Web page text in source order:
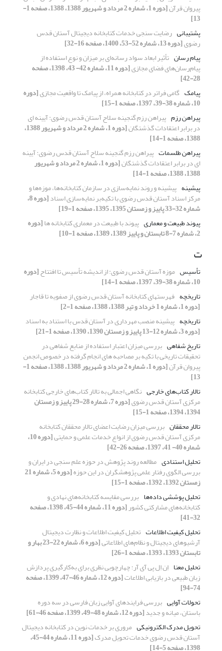
پیروان قرآن [دوره 1، شماره 2 مرداد و شهریور 1388، 1388، صفحه 1-
13]
پشتیبانی رضایت سنجی خدمات کتابخانه دیجیتال آستان قدس
رضوی[دوره 13، شماره 52-53، 1400، صفحه 16-32]
پیام رسان تأثیر ابعاد سواد رسانه‌ای بر میزان و نوع استفاده از
پیام‌رسان‌های فضای مجازی [دوره 11، شماره 42- 43، 1398، صفحه
28-42]
پیامک گامی فراتر در کتابخانه همراه، از پیامک تا واقعیت مجازی[دوره
10، شماره 38-39، 1397، صفحه 1-15]
پیراهن رزم پیراهن رزم گنجینه سلاح آستان قدس رضوی: آیینه ای
در برابر اعتقادات گذشتگان [دوره 1، شماره 2 مرداد و شهریور 1388،
1388، صفحه 1-14]
پیراهن طلسمات پیراهن رزم گنجینه سلاح آستان قدس رضوی: آیینه
ای در برابر اعتقادات گذشتگان [دوره 1، شماره 2 مرداد و شهریور
1388، 1388، صفحه 1-14]
پیشینه پیشینه و روند نمایه‌سازی در سازمان کتابخانه‌ها، موزه‌ها و
مرکز اسناد آستان قدس رضوی با تکیه‌بر نمایه‌سازی اسناد [دوره 8،
شماره 32-33 پاییز و زمستان 1395، 1395، صفحه 1-19]
پیوند طبیعت و معماری پیوند با طبیعت در معماری کتابخانه ­ها[دوره
2، شماره 7-8 تابستان و پاییز 1389، 1389، صفحه 1-10]
ت
تأسیس موزه آستان قدس رضوی: از اندیشه تأسیس تا افتتاح[دوره
10، شماره 38-39، 1397، صفحه 1-14]
تاریخچه فهرستهای کتابخانه آستان قدس رضوی از صفویه تا قاجار
[دوره 1، شماره 1 خرداد و تیر 1388، 1388، صفحه 1-2]
تاریخچه پیشینه منصب مهرداری در آستان قدس با استناد به اسناد
[دوره 3، شماره 12-13 پاییز و زمستان 1390، 1390، صفحه 1-21]
تاریخ شفاهی بررسی میزان اعتبار استفاده از منابع شفاهی در
تحقیقات تاریخی با تکیه بر مصاحبه های انجام گرفته در خصوص انجمن
پیروان قرآن [دوره 1، شماره 2 مرداد و شهریور 1388، 1388، صفحه 1-
13]
تالار کتاب‌های خارجی نگاهی اجمالی به تالار کتاب‌های خارجی کتابخانه
مرکزی آستان قدس رضوی [دوره 7، شماره 28-29 پاییز و زمستان
1394، 1394، صفحه 1-15]
تالار محققان بررسی میزان رضایت اعضای تالار محققان کتابخانه
مرکزی آستان قدس رضوی از انواع خدمات علمی و حمایتی [دوره 10،
شماره 40- 41، 1397، صفحه 26-42]
تحلیل استنادی مطالعه روند پژوهش در حوزه علم سنجی در ایران و
بررسی الگوی رفتار علمی پژوهشگران در این حوزه [دوره 5، شماره 21
زمستان 1392، 1392، صفحه 1-15]
تحلیل پوششی داده‌ها بررسی مقایسه کتابخانه‌های نهادی و
کتابخانه‌های مشارکتی کشور [دوره 11، شماره 44-45، 1398، صفحه
32-41]
تحلیل کیفیت اطلاعات تحلیل کیفیت اطلاعات و نظارت دیجیتال
آرشیوهای دیجیتال و نظام‌های اطلاعاتی [دوره 6، شماره 22-23 بهار و
تابستان 1393، 1393، صفحه 1-26]
تحلیل معنا اِن اِل پی آی آر: چهارچوبی نظری برای به‌کارگیری پردازش
زبان طبیعی در بازیابی اطلاعات [دوره 12، شماره 46-47، 1399، صفحه
74-94]
تحولات آوایی بررسی فرایندهای آوایی زبان فارسی در سه دوره
باستان، میانه و جدید[دوره 12، شماره 48-49، 1399، صفحه 46-61]
تحویل مدرک الکترونیکی مروری بر خدمات نوین در کتابخانه دیجیتال
آستان قدس رضوی خدمات تحویل مدرک [دوره 11، شماره 44-45،
1398، صفحه 5-14]